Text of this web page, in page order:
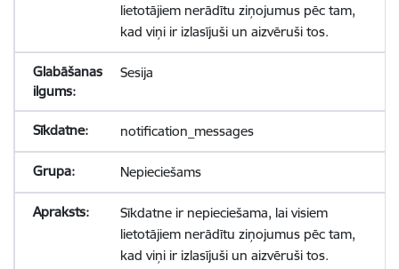
lietotājiem nerādītu ziņojumus pēc tam,
kad viņi ir izlasījuši un aizvēruši tos.
Sesija
notification_messages
Nepieciešams
Sīkdatne ir nepieciešama, lai visiem
lietotājiem nerādītu ziņojumus pēc tam,
kad viņi ir izlasījuši un aizvēruši tos.